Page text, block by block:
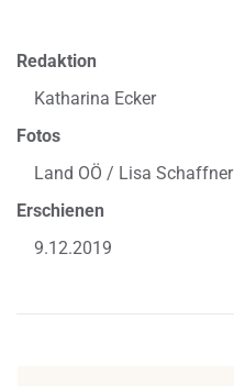
Redaktion
Katharina Ecker
Fotos
Land OÖ / Lisa Schaffner
Erschienen
9.12.2019